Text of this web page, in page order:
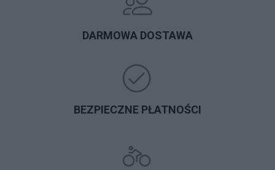
DARMOWA DOSTAWA
BEZPIECZNE PŁATNOŚCI